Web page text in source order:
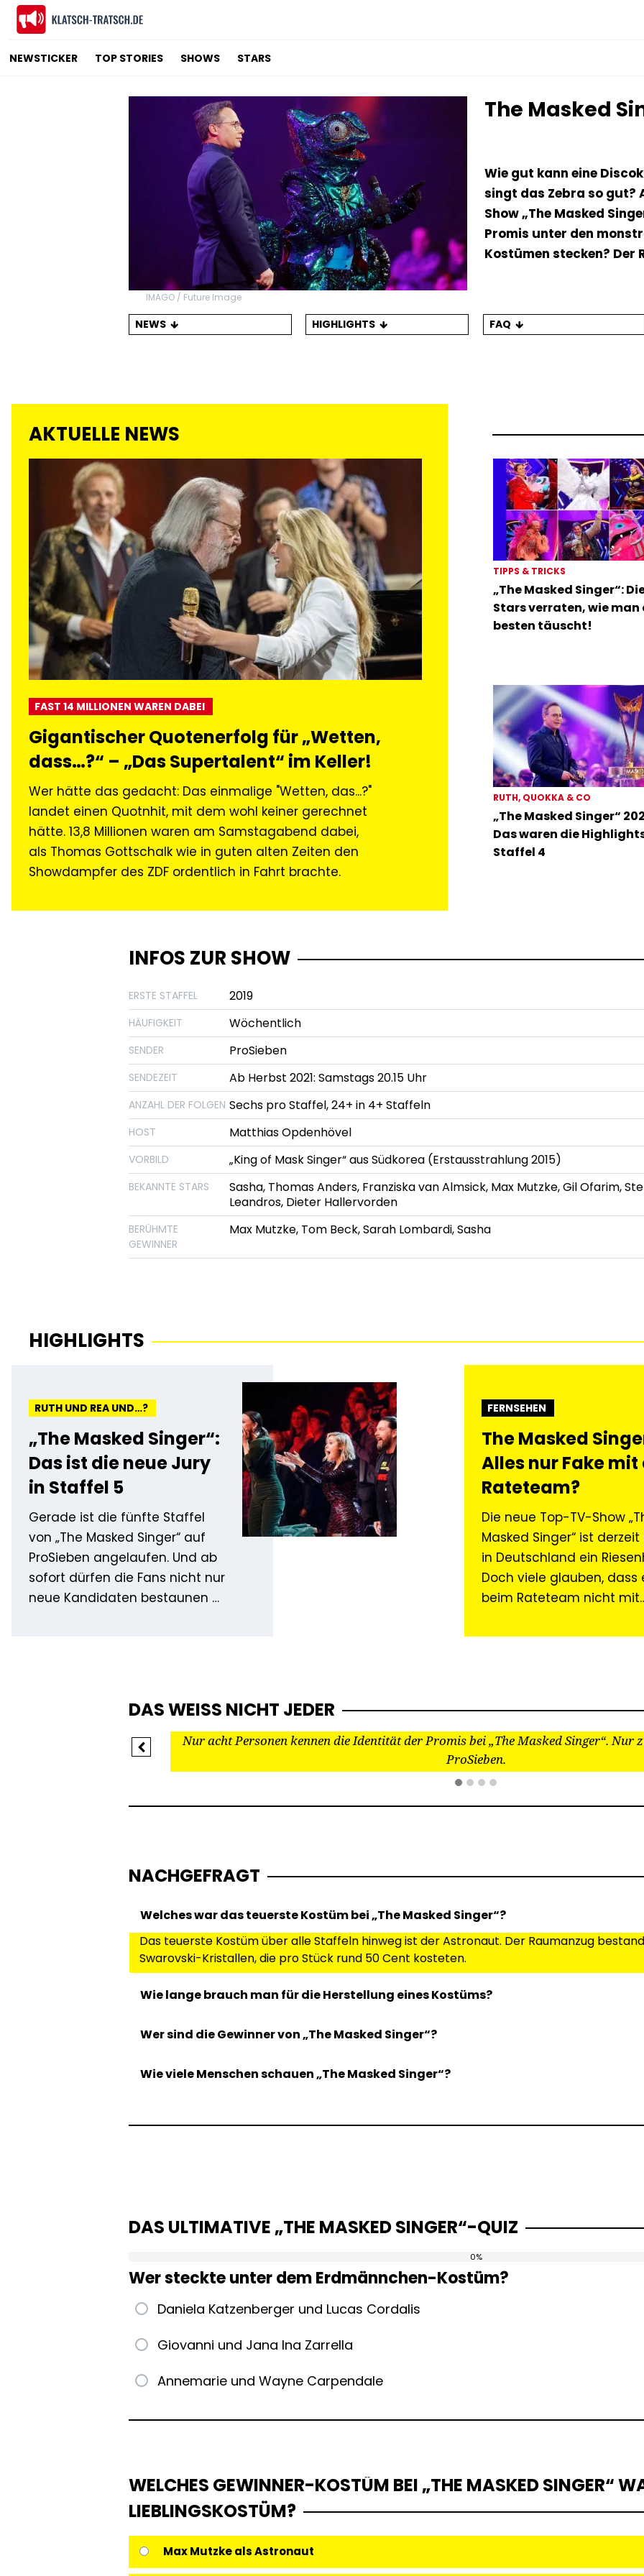
NEWSTICKER TOP STORIES SHOWS STARS
The Masked
IMAGO / Future Image
Wie gut kann eine
singt das Zebra so gut?
Show „The Masked
Promis unter den
Kostümen stecken? Der
NEWS HIGHLIGHTS FAQ
AKTUELLE NEWS
FAST 14 MILLIONEN WAREN DABEI
Gigantischer Quotenerfolg für „Wetten,
dass…?“ – „Das Supertalent“ im Keller!
Wer hätte das gedacht: Das einmalige "Wetten, das...?"
landet einen Quotnhit, mit dem wohl keiner gerechnet
hätte. 13,8 Millionen waren am Samstagabend dabei,
als Thomas Gottschalk wie in guten alten Zeiten den
Showdampfer des ZDF ordentlich in Fahrt brachte.
TIPPS & TRICKS
„The Masked Singer“:
Stars verraten, wie man
besten täuscht!
RUTH, QUOKKA & CO
„The Masked Singer“
Das waren die
Staffel 4
INFOS ZUR SHOW
ERSTE STAFFEL 2019
HÄUFIGKEIT Wöchentlich
SENDER ProSieben
SENDEZEIT Ab Herbst 2021: Samstags 20.15 Uhr
ANZAHL DER FOLGEN Sechs pro Staffel, 24+ in 4+ Staffeln
HOST Matthias Opdenhövel
VORBILD „King of Mask Singer“ aus Südkorea (Erstausstrahlung 2015)
BEKANNTE STARS
Sasha, Thomas Anders, Franziska van Almsick, Max Mutzke, Gil Ofarim,
Leandros, Dieter Hallervorden
BERÜHMTE
GEWINNER
Max Mutzke, Tom Beck, Sarah Lombardi, Sasha
HIGHLIGHTS
RUTH UND REA UND…?
„The Masked Singer“:
Das ist die neue Jury
in Staffel 5
Gerade ist die fünfte Staffel
von „The Masked Singer“ auf
ProSieben angelaufen. Und ab
sofort dürfen die Fans nicht nur
neue Kandidaten bestaunen –
FERNSEHEN
The Masked
Alles nur Fake mit
Rateteam?
Die neue Top-TV-Show
Masked Singer“ ist
in Deutschland ein
Doch viele glauben, dass
beim Rateteam nicht mit
Denn: Ein Mitglied des
schwupp sind die Fotos
Wie kann das […]
DAS WEISS NICHT JEDER
Nur acht Personen kennen die Identität der Promis bei „The Masked Singer“. Nur
ProSieben.
Previous
NACHGEFRAGT
Welches war das teuerste Kostüm bei „The Masked Singer“?
Das teuerste Kostüm über alle Staffeln hinweg ist der Astronaut. Der Raumanzug
Swarovski-Kristallen, die pro Stück rund 50 Cent kosteten.
Wie lange brauch man für die Herstellung eines Kostüms?
Wer sind die Gewinner von „The Masked Singer“?
Wie viele Menschen schauen „The Masked Singer“?
DAS ULTIMATIVE „THE MASKED SINGER“-QUIZ
0%
Wer steckte unter dem Erdmännchen-Kostüm?
Daniela Katzenberger und Lucas Cordalis
Giovanni und Jana Ina Zarrella
Annemarie und Wayne Carpendale
WELCHES GEWINNER-KOSTÜM BEI „THE MASKED SINGER“
LIEBLINGSKOSTÜM?
Max Mutzke als Astronaut